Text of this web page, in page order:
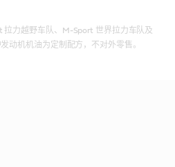
拉力越野车队、M-Sport 世界拉力车队及
动机机油为定制配方，不对外零售。